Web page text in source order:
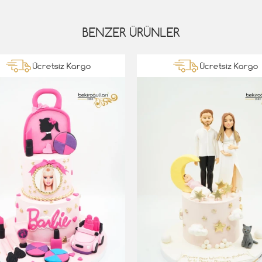
BENZER ÜRÜNLER
Ücretsiz Kargo Ücretsiz Kargo